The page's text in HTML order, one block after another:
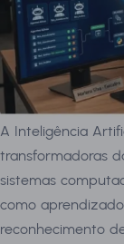
A Inteligência
transformadoras
sistemas
como
reconhecimento